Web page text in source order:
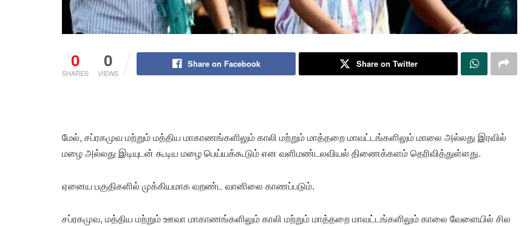
0
SHARES
0
VIEWS
Share on Facebook Share on Twitter
மேல், சப்ரகமுவ மற்றும் மத்திய மாகாணங்களிலும் காலி மற்றும் மாத்தறை மாவட்டங்களிலும் மாலை அல்லது இரவில்
மழை அல்லது இடியுடன் கூடிய மழை பெய்யக்கூடும் என வளிமண்டலவியல் திணைக்களம் தெரிவித்துள்ளது.
ஏனைய பகுதிகளில் முக்கியமாக வறண்ட வானிலை காணப்படும்.
சப்ரகமுவ, மத்திய மற்றும் ஊவா மாகாணங்களிலும் காலி மற்றும் மாத்தறை மாவட்டங்களிலும் காலை வேளையில் சில